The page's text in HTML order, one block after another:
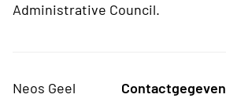
Administrative Council.
Neos Geel